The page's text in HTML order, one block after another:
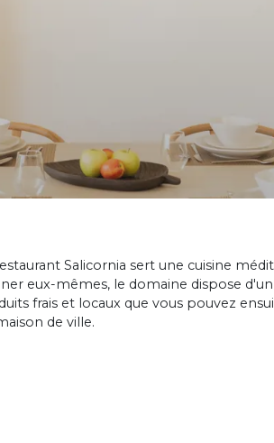
Salicornia sert une cuisine
eux-mêmes, le domaine dispose
frais et locaux que vous pouvez
de ville.